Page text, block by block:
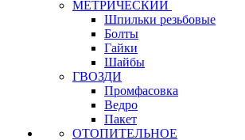
МЕТРИЧЕСКИЙ
Шпильки резьбовые
Болты
Гайки
Шайбы
ГВОЗДИ
Промфасовка
Ведро
Пакет
ОТОПИТЕЛЬНОЕ